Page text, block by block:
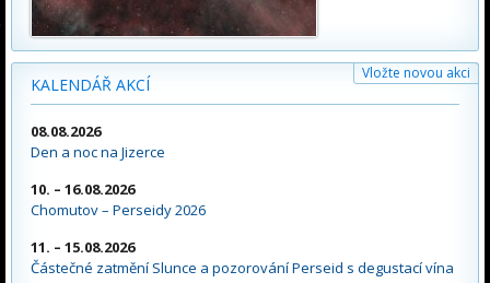
KALENDÁŘ AKCÍ
Vložte novou akci
08.08.2026
Den a noc na Jizerce
10. – 16.08.2026
Chomutov – Perseidy 2026
11. – 15.08.2026
Částečné zatmění Slunce a pozorování Perseid s degustací vína